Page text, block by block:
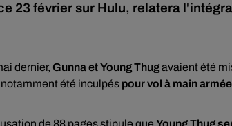
23 février sur Hulu, relatera
dernier, GunnaetYoung Thugavaient été
été inculpés pour vol à main
de 88 pages stipule que Young Thug